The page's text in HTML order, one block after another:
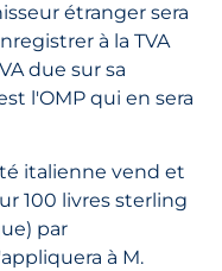
étranger sera
à la TVA
due sur sa
l'OMP qui en sera
italienne vend et
100 livres sterling
par
à M.